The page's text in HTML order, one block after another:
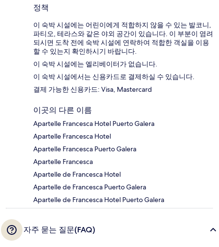
정책
이 숙박 시설에는 어린이에게 적합하지 않을 수 있는 발코니,
파티오, 테라스와 같은 야외 공간이 있습니다. 이 부분이 염려
되시면 도착 전에 숙박 시설에 연락하여 적합한 객실을 이용
할 수 있는지 확인하시기 바랍니다.
이 숙박 시설에는 엘리베이터가 없습니다.
이 숙박 시설에서는 신용카드로 결제하실 수 있습니다.
결제 가능한 신용카드: Visa, Mastercard
이곳의 다른 이름
Apartelle Francesca Hotel Puerto Galera
Apartelle Francesca Hotel
Apartelle Francesca Puerto Galera
Apartelle Francesca
Apartelle de Francesca Hotel
Apartelle de Francesca Puerto Galera
Apartelle de Francesca Hotel Puerto Galera
자주 묻는 질문(FAQ)